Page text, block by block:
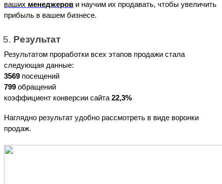
ваших менеджеров и научим их продавать, чтобы увеличить
прибыль в вашем бизнесе.
Результат
Результатом проработки всех этапов продажи стала
следующая данные:
3569 посещений
799 обращений
коэффициент конверсии сайта 22,3%
Наглядно результат удобно рассмотреть в виде воронки
продаж.